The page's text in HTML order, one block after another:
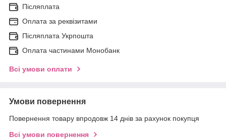
Післяплата
Оплата за реквізитами
Післяплата Укрпошта
Оплата частинами Монобанк
Всі умови оплати
Умови повернення
Повернення товару впродовж 14 днів за рахунок покупця
Всі умови повернення